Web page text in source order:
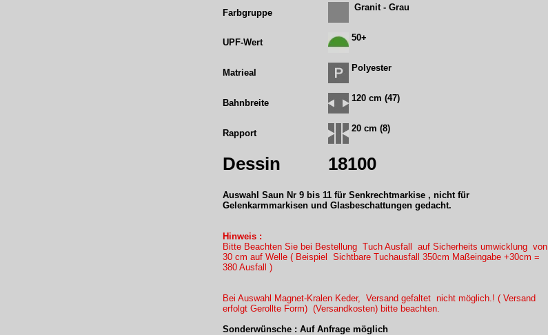
Farbgruppe
Granit - Grau
UPF-Wert 50+
Matrieal Polyester
Bahnbreite 120 cm (47)
Rapport 20 cm (8)
Dessin 18100
Auswahl Saun Nr 9 bis 11 für Senkrechtmarkise , nicht für
Gelenkarmmarkisen und Glasbeschattungen gedacht.
Hinweis :
Bitte Beachten Sie bei Bestellung Tuch Ausfall auf Sicherheits umwicklung von
30 cm auf Welle ( Beispiel Sichtbare Tuchausfall 350cm Maßeingabe +30cm =
380 Ausfall )
Bei Auswahl Magnet-Kralen Keder, Versand gefaltet nicht möglich.! ( Versand
erfolgt Gerollte Form) (Versandkosten) bitte beachten.
Sonderwünsche : Auf Anfrage möglich